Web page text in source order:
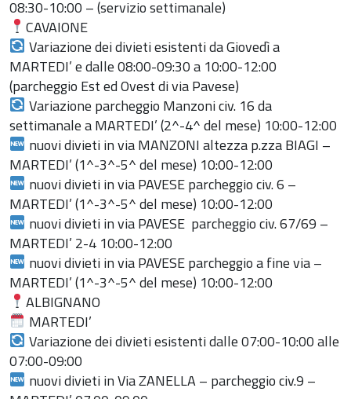
08:30-10:00 – (servizio settimanale)
CAVAIONE
Variazione dei divieti esistenti da Giovedì a
MARTEDI’ e dalle 08:00-09:30 a 10:00-12:00
(parcheggio Est ed Ovest di via Pavese)
Variazione parcheggio Manzoni civ. 16 da
settimanale a MARTEDI’ (2^-4^ del mese) 10:00-12:00
nuovi divieti in via MANZONI altezza p.zza BIAGI –
MARTEDI’ (1^-3^-5^ del mese) 10:00-12:00
nuovi divieti in via PAVESE parcheggio civ. 6 –
MARTEDI’ (1^-3^-5^ del mese) 10:00-12:00
nuovi divieti in via PAVESE parcheggio civ. 67/69 –
MARTEDI’ 2-4 10:00-12:00
nuovi divieti in via PAVESE parcheggio a fine via –
MARTEDI’ (1^-3^-5^ del mese) 10:00-12:00
ALBIGNANO
MARTEDI’
Variazione dei divieti esistenti dalle 07:00-10:00 alle
07:00-09:00
nuovi divieti in Via ZANELLA – parcheggio civ.9 –